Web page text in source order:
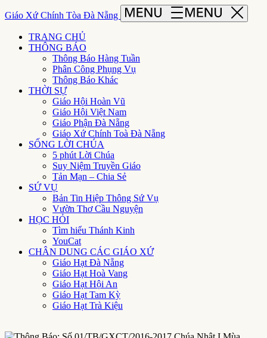
Giáo Xứ Chính Tòa Đà Nẵng
TRANG CHỦ
THÔNG BÁO
Thông Báo Hàng Tuần
Phân Công Phụng Vụ
Thông Báo Khác
THỜI SỰ
Giáo Hội Hoàn Vũ
Giáo Hội Việt Nam
Giáo Phận Đà Nẵng
Giáo Xứ Chính Toà Đà Nẵng
SỐNG LỜI CHÚA
5 phút Lời Chúa
Suy Niệm Truyền Giáo
Tản Mạn – Chia Sẻ
SỨ VỤ
Bản Tin Hiệp Thông Sứ Vụ
Vườn Thơ Cầu Nguyện
HỌC HỎI
Tìm hiểu Thánh Kinh
YouCat
CHÂN DUNG CÁC GIÁO XỨ
Giáo Hạt Đà Nẵng
Giáo Hạt Hoà Vang
Giáo Hạt Hội An
Giáo Hạt Tam Kỳ
Giáo Hạt Trà Kiệu